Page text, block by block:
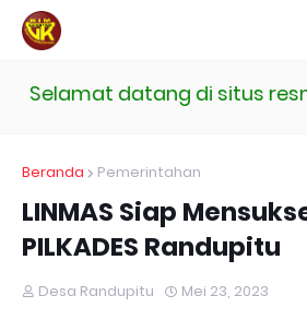
Selamat datang di situs
Beranda Pemerintahan
LINMAS Siap
PILKADES Randupitu
Desa Randupitu Mei 23, 2023